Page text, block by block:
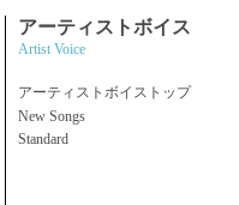
アーティストボイス
Artist Voice
アーティストボイストップ
New Songs
Standard